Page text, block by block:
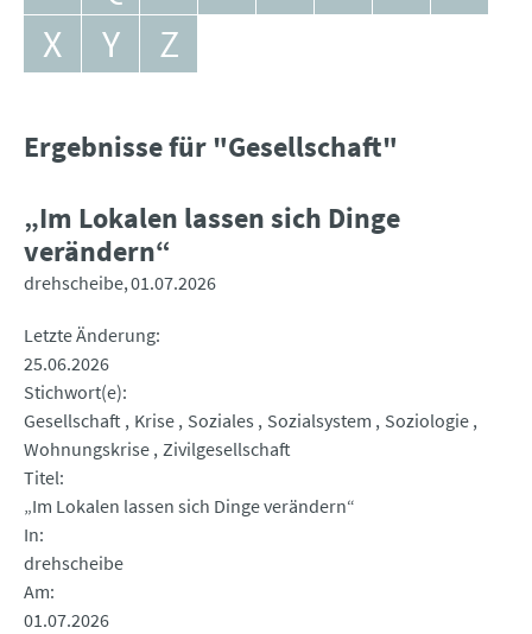
X
Y Z
Ergebnisse für "Gesellschaft"
„Im Lokalen lassen sich Dinge
verändern“
drehscheibe 01.07.2026
Letzte Änderung
25.06.2026
Stichwort(e)
Gesellschaft Krise Soziales Sozialsystem
Soziologie
Wohnungskrise Zivilgesellschaft
Titel
„Im Lokalen lassen sich Dinge verändern“
In
drehscheibe
Am
01.07.2026